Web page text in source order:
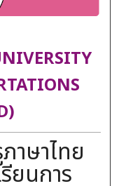
าษาไทย
ยนการ